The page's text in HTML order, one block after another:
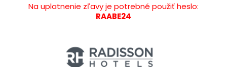
Na uplatnenie zľavy je potrebné použiť heslo:
RAABE24